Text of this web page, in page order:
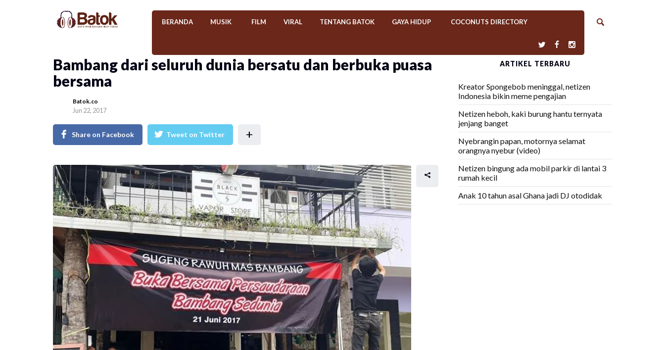
BERANDA MUSIK FILM VIRAL TENTANG BATOK GAYA HIDUP COCONUTS DIRECTORY
Bambang dari seluruh dunia bersatu dan berbuka puasa
bersama
Batok.co
Jun 22, 2017
Share on Facebook Tweet on Twitter +
ARTIKEL TERBARU
Kreator Spongebob meninggal, netizen
Indonesia bikin meme pengajian
Netizen heboh, kaki burung hantu ternyata
jenjang banget
Nyebrangin papan, motornya selamat
orangnya nyebur (video)
Netizen bingung ada mobil parkir di lantai 3
rumah kecil
Anak 10 tahun asal Ghana jadi DJ otodidak